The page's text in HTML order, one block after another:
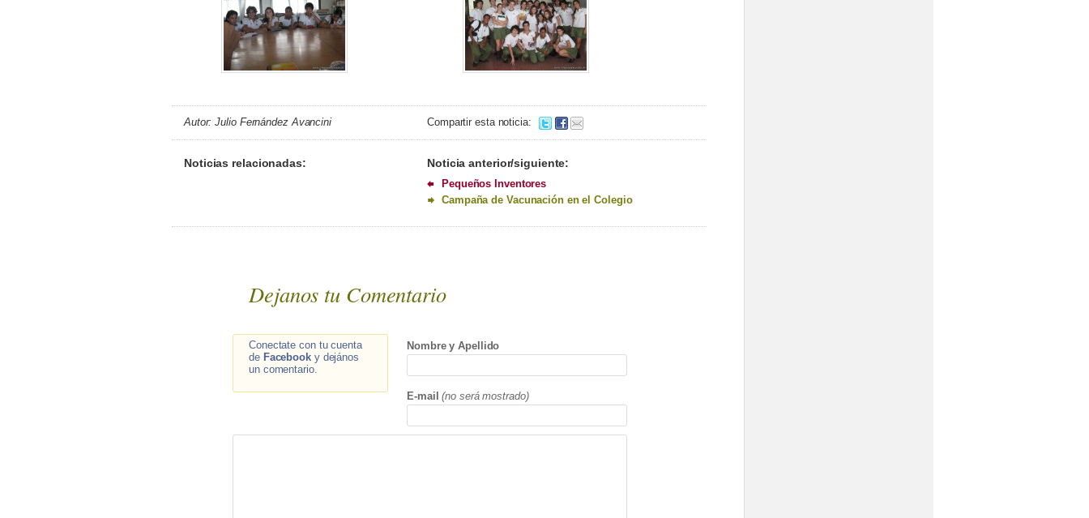
Autor: Julio Fernández Avancini Compartir esta noticia:
Noticias relacionadas: Noticia anterior/siguiente:
Pequeños Inventores
Campaña de Vacunación en el Colegio
Dejanos tu Comentario
Conectate con tu cuenta
de Facebooky dejános
un comentario.
Nombre y Apellido
E-mail (no será mostrado)